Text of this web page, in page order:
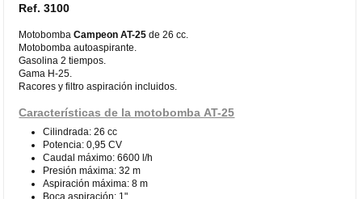
Ref. 3100
MotobombaCampeon AT-25de 26 cc.
Motobomba autoaspirante.
Gasolina 2 tiempos.
Gama H-25.
Racores y filtro aspiración incluidos.
Características de la motobomba AT-25
Cilindrada: 26 cc
Potencia: 0,95 CV
Caudal máximo: 6600 l/h
Presión máxima: 32 m
Aspiración máxima: 8 m
Boca aspiración: 1"